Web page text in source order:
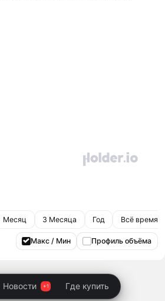
Месяц 3 Месяца Год Всё время
Макс / Мин Профиль объёма
Новости Где купить